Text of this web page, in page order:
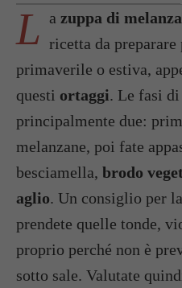
L a zuppa di
ricetta da preparare
primaverile o estiva,
questi ortaggi. Le fasi di
principalmente due:
melanzane, poi fate
besciamella, brodo
aglio. Un consiglio per
prendete quelle tonde,
proprio perché non è
sotto sale. Valutate